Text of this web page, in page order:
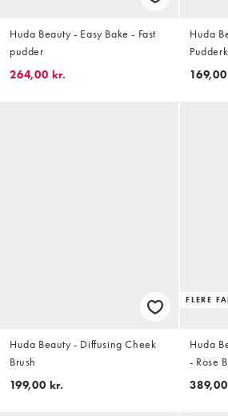
Huda Beauty - Easy Bake - Fast
pudder
264,00 kr.
Huda
Huda Beauty - Diffusing Cheek
Brush
199,00 kr.
FLERE
Huda
- Rose